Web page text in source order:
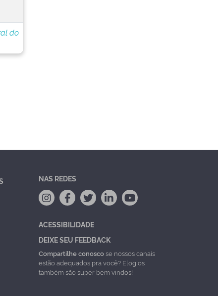
do
NAS REDES
ACESSIBILIDADE
DEIXE SEU FEEDBACK
Compartilhe conoscose nossos canais
estão adequados pra você? Elogios
também são super bem vindos!